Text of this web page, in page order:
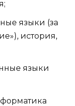
языки (за
история,
языки